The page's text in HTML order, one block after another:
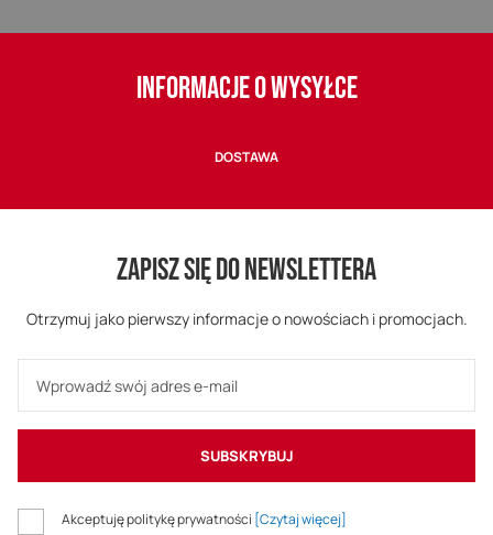
INFORMACJE O WYSYŁCE
DOSTAWA
ZAPISZ SIĘ DO NEWSLETTERA
Otrzymuj jako pierwszy informacje o nowościach i promocjach.
SUBSKRYBUJ
Akceptuję politykę prywatności [Czytaj więcej]